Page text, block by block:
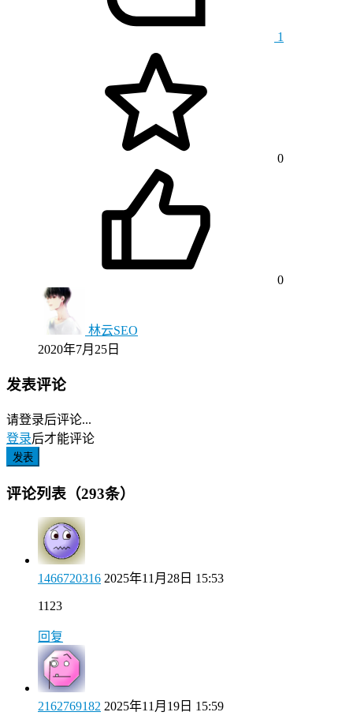
1
0
0
林云SEO
2020年7月25日
发表评论
请登录后评论...
登录后才能评论
发表
评论列表（293条）
1466720316 2025年11月28日 15:53
1123
回复
2162769182 2025年11月19日 15:59